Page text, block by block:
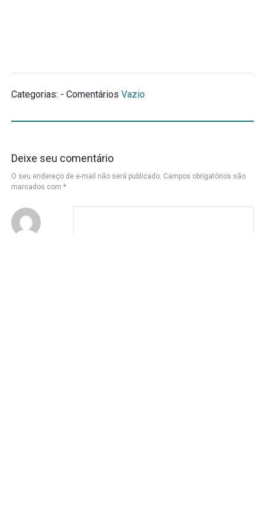
Categorias: - Comentários Vazio
Deixe seu comentário
O seu endereço de e-mail não será publicado. Campos obrigatórios são
marcados com *